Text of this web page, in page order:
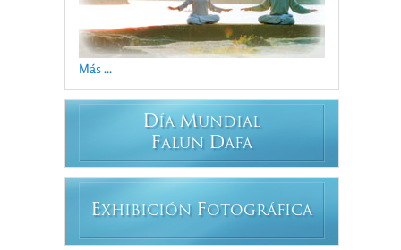
Más ...
DÍA MUNDIAL
FALUN DAFA
EXHIBICIÓN FOTOGRÁFICA